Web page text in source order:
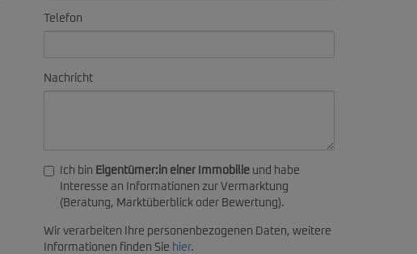
Telefon
Nachricht
Ich bin Eigentümer:in einer Immobilie und habe
Interesse an Informationen zur Vermarktung
(Beratung, Marktüberblick oder Bewertung).
Wir verarbeiten Ihre personenbezogenen Daten, weitere
Informationen finden Sie hier.